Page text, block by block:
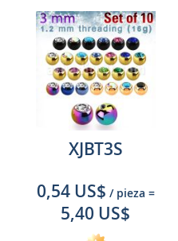
XJBT3S
0,54 US$ / pieza =
5,40 US$